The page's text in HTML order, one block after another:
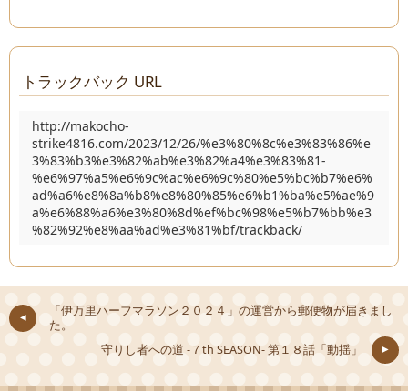
トラックバック URL
http://makocho-
strike4816.com/2023/12/26/%e3%80%8c%e3%83%86%e
3%83%b3%e3%82%ab%e3%82%a4%e3%83%81-
%e6%97%a5%e6%9c%ac%e6%9c%80%e5%bc%b7%e6%
ad%a6%e8%8a%b8%e8%80%85%e6%b1%ba%e5%ae%9
a%e6%88%a6%e3%80%8d%ef%bc%98%e5%b7%bb%e3
%82%92%e8%aa%ad%e3%81%bf/trackback/
「伊万里ハーフマラソン２０２４」の運営から郵便物が届きまし
た。
守りし者への道 -７th SEASON- 第１８話「動揺」